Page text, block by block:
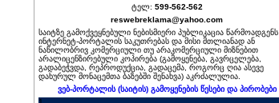
ტელ: 599-562-562
reswebreklama@yahoo.com
საიტზე გამოქვეყნებული ნებისმიერი პუბლიკაცია წარმოადგენს
ინტერნეტ-პორტალის საკუთრებას და მისი მთლიანად ან
ნაწილობრივ კომერციული თუ არაკომერციული მიზნებით
არალიცენზირებული კოპირება (გამოყენება, გავრცელება,
გადაბეჭვდა, რეპროდუქცია, გადაცემა, როგორც ღია ასევე
დახურულ მონაცემთა ბაზებში შენახვა) აკრძალულია.
ვებ-პორტალის (საიტის) გამოყენების წესები და პირობები